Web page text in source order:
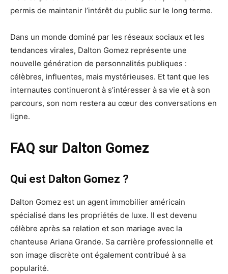
permis de maintenir l’intérêt du public sur le long terme.
Dans un monde dominé par les réseaux sociaux et les
tendances virales, Dalton Gomez représente une
nouvelle génération de personnalités publiques :
célèbres, influentes, mais mystérieuses. Et tant que les
internautes continueront à s’intéresser à sa vie et à son
parcours, son nom restera au cœur des conversations en
ligne.
FAQ sur Dalton Gomez
Qui est Dalton Gomez ?
Dalton Gomez est un agent immobilier américain
spécialisé dans les propriétés de luxe. Il est devenu
célèbre après sa relation et son mariage avec la
chanteuse Ariana Grande. Sa carrière professionnelle et
son image discrète ont également contribué à sa
popularité.